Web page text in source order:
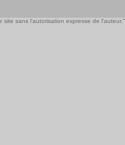
sans l'autorisation expresse de l'auteur."